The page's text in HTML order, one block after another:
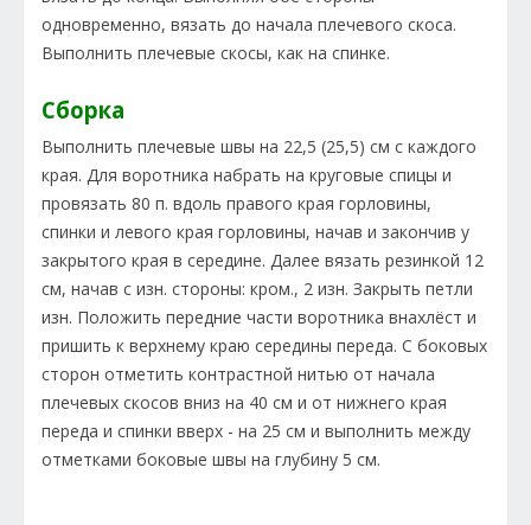
одновременно, вязать до начала плечевого скоса.
Выполнить плечевые скосы, как на спинке.
Сборка
Выполнить плечевые швы на 22,5 (25,5) см с каждого
края. Для воротника набрать на круговые спицы и
провязать 80 п. вдоль правого края горловины,
спинки и левого края горловины, начав и закончив у
закрытого края в середине. Далее вязать резинкой 12
см, начав с изн. стороны: кром., 2 изн. Закрыть петли
изн. Положить передние части воротника внахлёст и
пришить к верхнему краю середины переда. С боковых
сторон отметить контрастной нитью от начала
плечевых скосов вниз на 40 см и от нижнего края
переда и спинки вверх - на 25 см и выполнить между
отметками боковые швы на глубину 5 см.